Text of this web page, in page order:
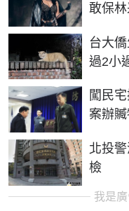
敢保
台大
過2小
闖民
案辦
北投
檢
我是